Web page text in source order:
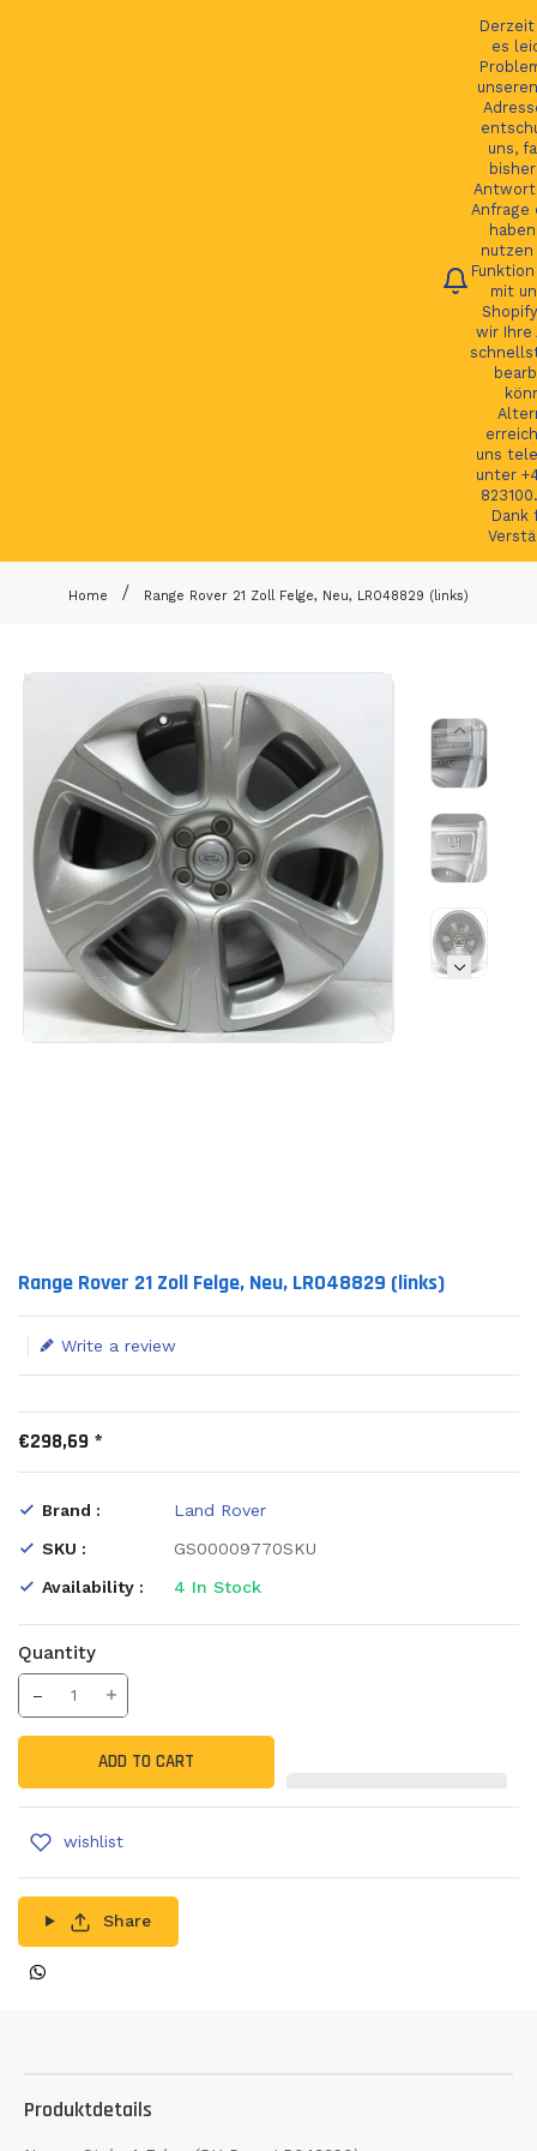
es
uns,
Antwort
Anfrage
nutzen
mit
wir Ihre
uns
unter
Dank
Home Range Rover 21 Zoll Felge, Neu, LR048829 (links)
Range Rover 21 Zoll Felge, Neu, LR048829 (links)
Write a review
Translation missing: en.products.product.loader_label
€298,69 *
Brand :
Land Rover
SKU :
GS00009770SKU
Availability :
4 In Stock
Quantity
Translation missing: en.products.product.decrease
Increase Quantity
ADD TO CART
wishlist
Share
Produktdetails